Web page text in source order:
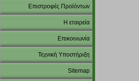
Επιστροφές Προϊόντων
Η εταιρεία
Επικοινωνία
Τεχνική Υποστήριξη
Sitemap